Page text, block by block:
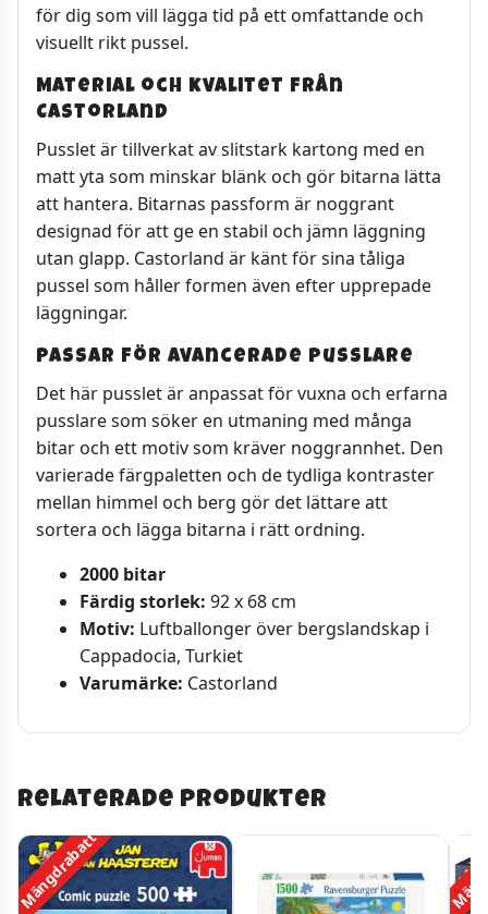
för dig som vill lägga tid på ett omfattande och
visuellt rikt pussel.
Material och kvalitet från
Castorland
Pusslet är tillverkat av slitstark kartong med en
matt yta som minskar blänk och gör bitarna lätta
att hantera. Bitarnas passform är noggrant
designad för att ge en stabil och jämn läggning
utan glapp. Castorland är känt för sina tåliga
pussel som håller formen även efter upprepade
läggningar.
Passar för avancerade pusslare
Det här pusslet är anpassat för vuxna och erfarna
pusslare som söker en utmaning med många
bitar och ett motiv som kräver noggrannhet. Den
varierade färgpaletten och de tydliga kontraster
mellan himmel och berg gör det lättare att
sortera och lägga bitarna i rätt ordning.
2000 bitar
Färdig storlek: 92 x 68 cm
Motiv: Luftballonger över bergslandskap i
Cappadocia, Turkiet
Varumärke: Castorland
Relaterade produkter
Mängdrabatt